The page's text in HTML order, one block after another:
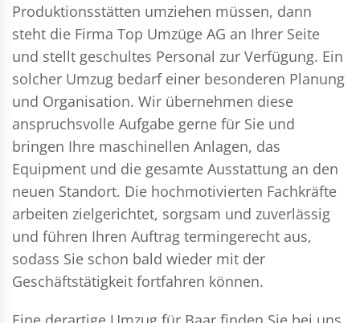
Produktionsstätten umziehen müssen, dann
steht die Firma Top Umzüge AG an Ihrer Seite
und stellt geschultes Personal zur Verfügung. Ein
solcher Umzug bedarf einer besonderen Planung
und Organisation. Wir übernehmen diese
anspruchsvolle Aufgabe gerne für Sie und
bringen Ihre maschinellen Anlagen, das
Equipment und die gesamte Ausstattung an den
neuen Standort. Die hochmotivierten Fachkräfte
arbeiten zielgerichtet, sorgsam und zuverlässig
und führen Ihren Auftrag termingerecht aus,
sodass Sie schon bald wieder mit der
Geschäftstätigkeit fortfahren können.